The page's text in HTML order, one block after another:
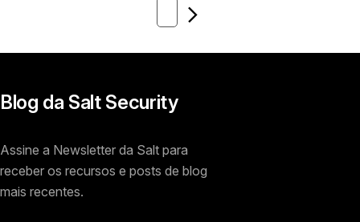
Próximo
Blog da Salt Security
Assine a Newsletter da Salt para
receber os recursos e posts de blog
mais recentes.